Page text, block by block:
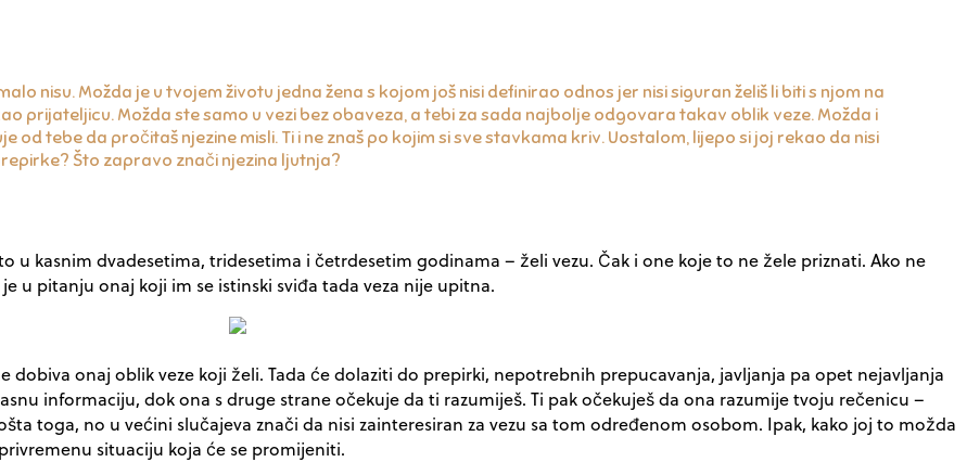
nisu. Možda je u tvojem životu jedna žena s kojom još nisi definirao odnos jer nisi siguran želiš li biti s njom na
prijateljicu. Možda ste samo u vezi bez obaveza, a tebi za sada najbolje odgovara takav oblik veze. Možda i
od tebe da pročitaš njezine misli. Ti i ne znaš po kojim si sve stavkama kriv. Uostalom, lijepo si joj rekao da nisi
Što zapravo znači njezina ljutnja?
u kasnim dvadesetima, tridesetima i četrdesetim godinama – želi vezu. Čak i one koje to ne žele priznati. Ako ne
u pitanju onaj koji im se istinski sviđa tada veza nije upitna.
dobiva onaj oblik veze koji želi. Tada će dolaziti do prepirki, nepotrebnih prepucavanja, javljanja pa opet nejavljanja
informaciju, dok ona s druge strane očekuje da ti razumiješ. Ti pak očekuješ da ona razumije tvoju rečenicu –
toga, no u većini slučajeva znači da nisi zainteresiran za vezu sa tom određenom osobom. Ipak, kako joj to možda
situaciju koja će se promijeniti.